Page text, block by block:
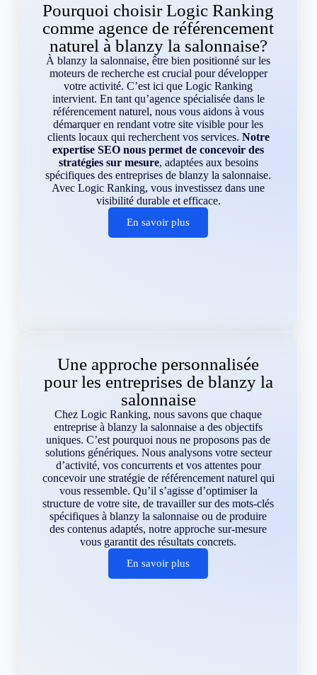
Pourquoi choisir Logic Ranking
comme agence de référencement
naturel à blanzy la salonnaise?
À blanzy la salonnaise, être bien positionné sur les
moteurs de recherche est crucial pour développer
votre activité. C’est ici que Logic Ranking
intervient. En tant qu’agence spécialisée dans le
référencement naturel, nous vous aidons à vous
démarquer en rendant votre site visible pour les
clients locaux qui recherchent vos services. Notre
expertise SEO nous permet de concevoir des
stratégies sur mesure, adaptées aux besoins
spécifiques des entreprises de blanzy la salonnaise.
Avec Logic Ranking, vous investissez dans une
visibilité durable et efficace.
En savoir plus
Une approche personnalisée
pour les entreprises de blanzy la
salonnaise
Chez Logic Ranking, nous savons que chaque
entreprise à blanzy la salonnaise a des objectifs
uniques. C’est pourquoi nous ne proposons pas de
solutions génériques. Nous analysons votre secteur
d’activité, vos concurrents et vos attentes pour
concevoir une stratégie de référencement naturel qui
vous ressemble. Qu’il s’agisse d’optimiser la
structure de votre site, de travailler sur des mots-clés
spécifiques à blanzy la salonnaise ou de produire
des contenus adaptés, notre approche sur-mesure
vous garantit des résultats concrets.
En savoir plus